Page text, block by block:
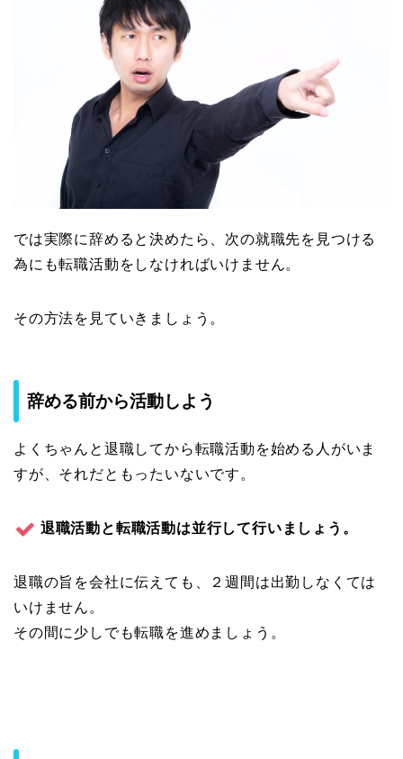
では実際に辞めると決めたら、次の就職先を見つける
為にも転職活動をしなければいけません。
その方法を見ていきましょう。
辞める前から活動しよう
よくちゃんと退職してから転職活動を始める人がいま
すが、それだともったいないです。
退職活動と転職活動は並行して行いましょう。
退職の旨を会社に伝えても、２週間は出勤しなくては
いけません。
その間に少しでも転職を進めましょう。